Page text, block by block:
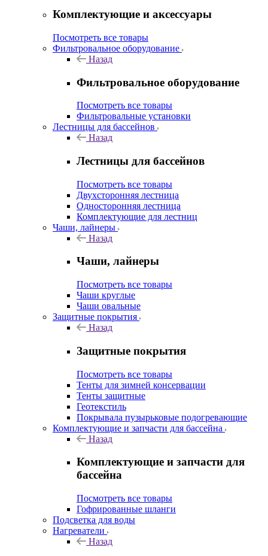
Комплектующие и аксессуары
Посмотреть все товары
Фильтровальное оборудование
Назад
Фильтровальное оборудование
Посмотреть все товары
Фильтровальные установки
Лестницы для бассейнов
Назад
Лестницы для бассейнов
Посмотреть все товары
Двухсторонняя лестница
Односторонняя лестница
Комплектующие для лестниц
Чаши, лайнеры
Назад
Чаши, лайнеры
Посмотреть все товары
Чаши круглые
Чаши овальные
Защитные покрытия
Назад
Защитные покрытия
Посмотреть все товары
Тенты для зимней консервации
Тенты защитные
Геотекстиль
Покрывала пузырьковые подогревающие
Комплектующие и запчасти для бассейна
Назад
Комплектующие и запчасти для
бассейна
Посмотреть все товары
Гофрированные шланги
Подсветка для воды
Нагреватели
Назад